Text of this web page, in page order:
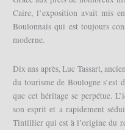
Caire, l’exposition avait mis
Boulonnais qui est toujours
moderne.
Dix ans après, Luc Tassart,
du tourisme de Boulogne
que cet héritage se perpétue.
son esprit et a rapidement
Tintillier qui est à l’origine du